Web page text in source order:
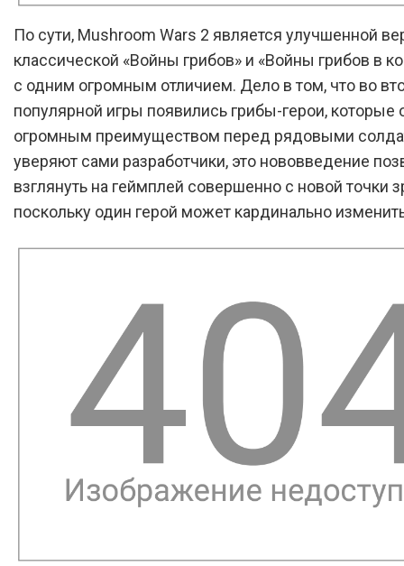
По сути, Mushroom Wars 2 является улучшенной
классической «Войны грибов» и «Войны грибов в
с одним огромным отличием. Дело в том, что во
популярной игры появились грибы-герои, которые
огромным преимуществом перед рядовыми
уверяют сами разработчики, это нововведение
взглянуть на геймплей совершенно с новой точки
поскольку один герой может кардинально